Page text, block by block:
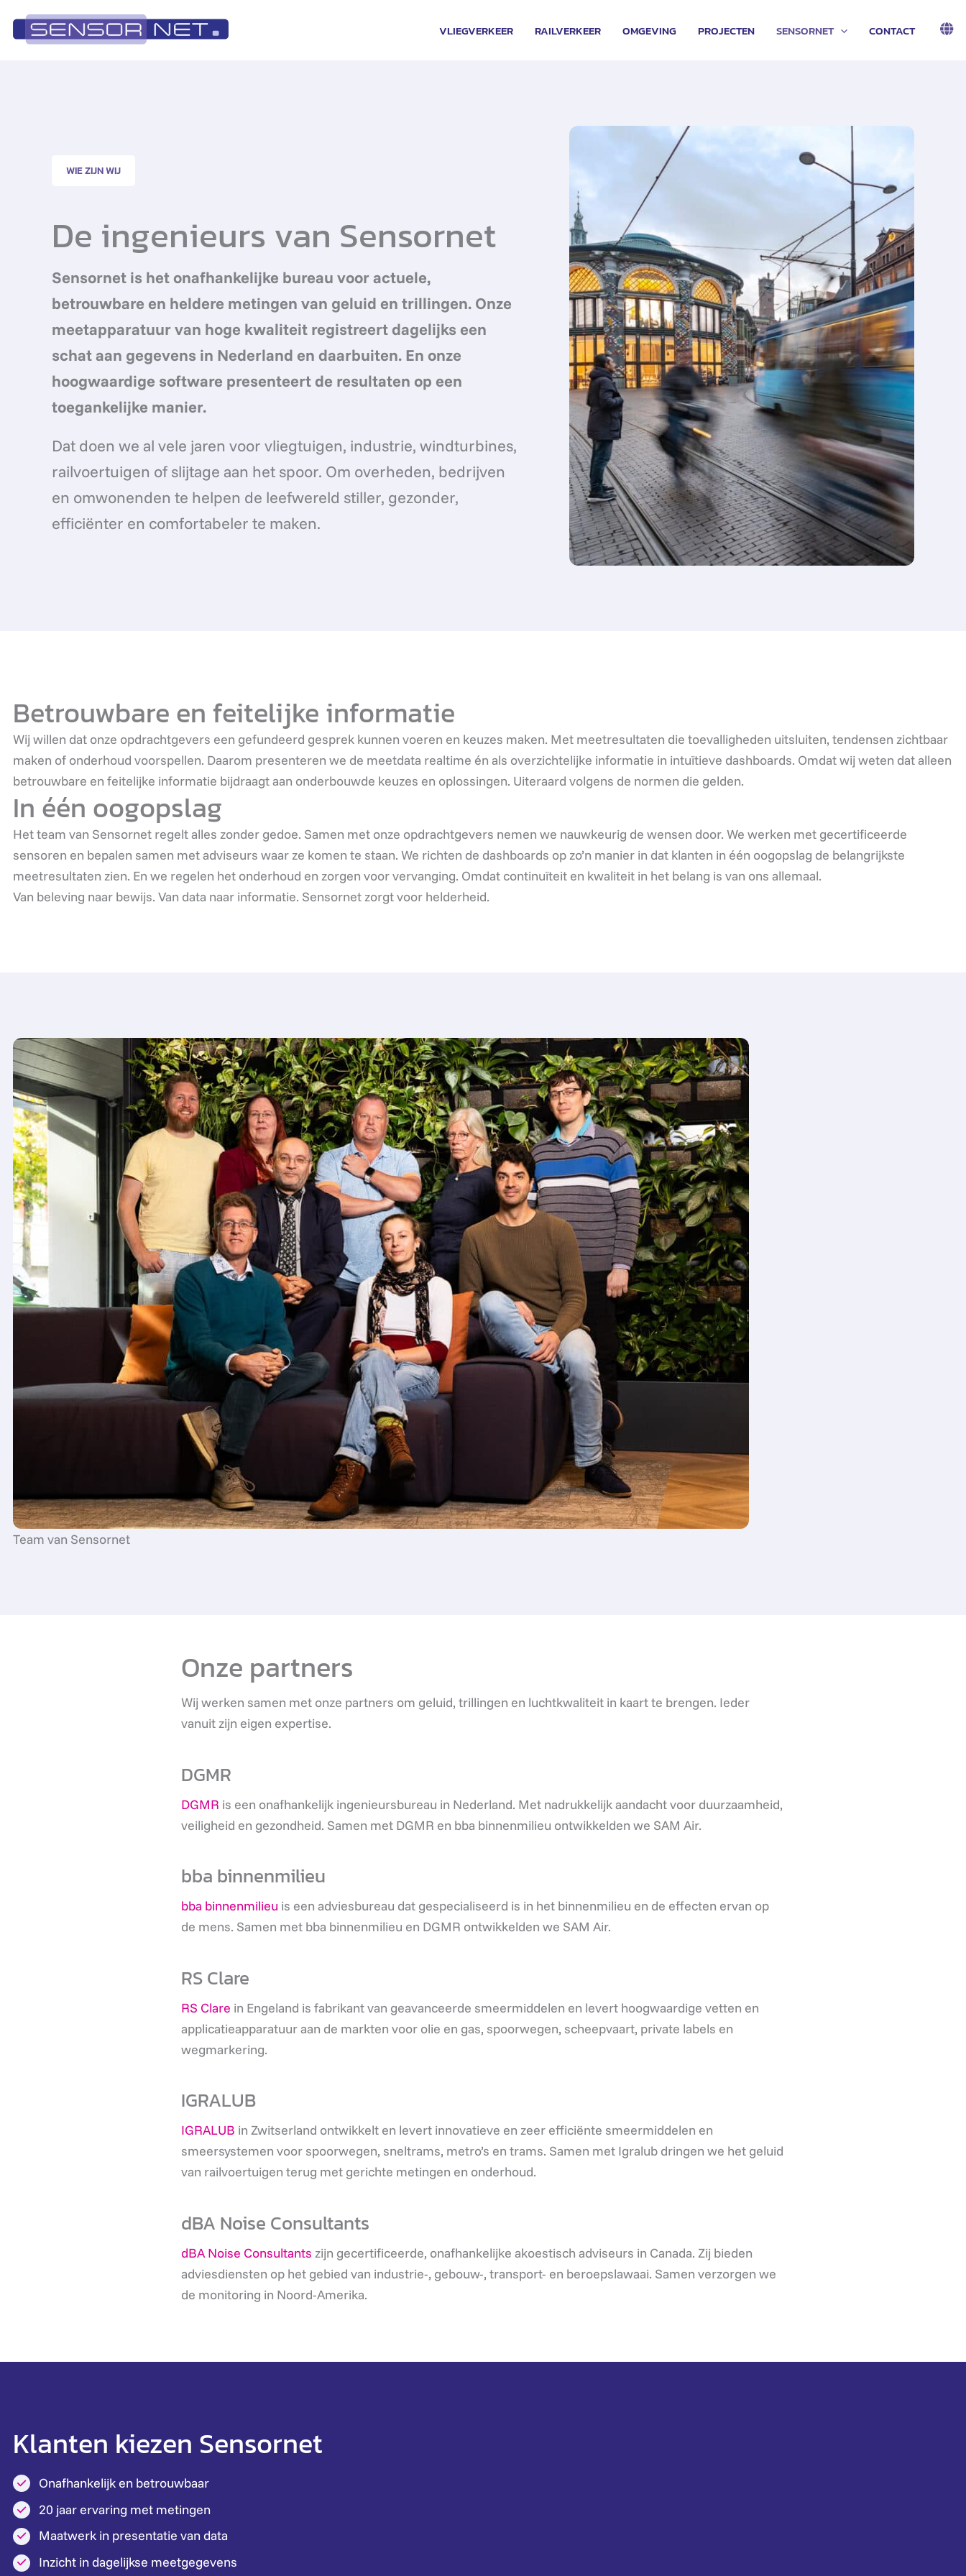
VLIEGVERKEER RAILVERKEER OMGEVING PROJECTEN SENSORNET CONTACT
WIE ZIJN WIJ
De ingenieurs van Sensornet
Sensornet is het onafhankelijke bureau voor actuele,
betrouwbare en heldere metingen van geluid en trillingen. Onze
meetapparatuur van hoge kwaliteit registreert dagelijks een
schat aan gegevens in Nederland en daarbuiten. En onze
hoogwaardige software presenteert de resultaten op een
toegankelijke manier.
Dat doen we al vele jaren voor vliegtuigen, industrie, windturbines,
railvoertuigen of slijtage aan het spoor. Om overheden, bedrijven
en omwonenden te helpen de leefwereld stiller, gezonder,
efficiënter en comfortabeler te maken.
Betrouwbare en feitelijke informatie
Wij willen dat onze opdrachtgevers een gefundeerd gesprek kunnen voeren en keuzes maken. Met meetresultaten die toevalligheden uitsluiten, tendensen zichtbaar
maken of onderhoud voorspellen. Daarom presenteren we de meetdata realtime én als overzichtelijke informatie in intuïtieve dashboards. Omdat wij weten dat alleen
betrouwbare en feitelijke informatie bijdraagt aan onderbouwde keuzes en oplossingen. Uiteraard volgens de normen die gelden.
In één oogopslag
Het team van Sensornet regelt alles zonder gedoe. Samen met onze opdrachtgevers nemen we nauwkeurig de wensen door. We werken met gecertificeerde
sensoren en bepalen samen met adviseurs waar ze komen te staan. We richten de dashboards op zo’n manier in dat klanten in één oogopslag de belangrijkste
meetresultaten zien. En we regelen het onderhoud en zorgen voor vervanging. Omdat continuïteit en kwaliteit in het belang is van ons allemaal.
Van beleving naar bewijs. Van data naar informatie. Sensornet zorgt voor helderheid.
Team van Sensornet
Onze partners
Wij werken samen met onze partners om geluid, trillingen en luchtkwaliteit in kaart te brengen. Ieder
vanuit zijn eigen expertise.
DGMR
DGMR is een onafhankelijk ingenieursbureau in Nederland. Met nadrukkelijk aandacht voor duurzaamheid,
veiligheid en gezondheid. Samen met DGMR en bba binnenmilieu ontwikkelden we SAM Air.
bba binnenmilieu
bba binnenmilieu is een adviesbureau dat gespecialiseerd is in het binnenmilieu en de effecten ervan op
de mens. Samen met bba binnenmilieu en DGMR ontwikkelden we SAM Air.
RS Clare
RS Clare in Engeland is fabrikant van geavanceerde smeermiddelen en levert hoogwaardige vetten en
applicatieapparatuur aan de markten voor olie en gas, spoorwegen, scheepvaart, private labels en
wegmarkering.
IGRALUB
IGRALUB in Zwitserland ontwikkelt en levert innovatieve en zeer efficiënte smeermiddelen en
smeersystemen voor spoorwegen, sneltrams, metro’s en trams. Samen met Igralub dringen we het geluid
van railvoertuigen terug met gerichte metingen en onderhoud.
dBA Noise Consultants
dBA Noise Consultants zijn gecertificeerde, onafhankelijke akoestisch adviseurs in Canada. Zij bieden
adviesdiensten op het gebied van industrie-, gebouw-, transport- en beroepslawaai. Samen verzorgen we
de monitoring in Noord-Amerika.
Klanten kiezen Sensornet
Onafhankelijk en betrouwbaar
20 jaar ervaring met metingen
Maatwerk in presentatie van data
Inzicht in dagelijkse meetgegevens